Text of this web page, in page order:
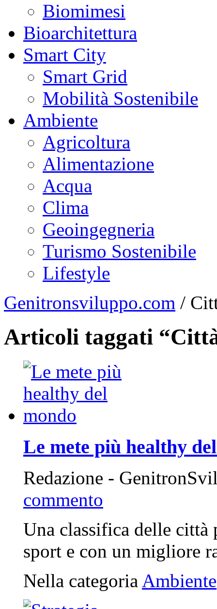
Biomimesi
Bioarchitettura
Smart City
Smart Grid
Mobilità Sostenibile
Ambiente
Agricoltura
Alimentazione
Acqua
Clima
Geoingegneria
Turismo Sostenibile
Lifestyle
Genitronsviluppo.com /
Articoli taggati
Le mete più healthy
Redazione -
commento
Una classifica delle città
sport e con un migliore
Nella categoria Ambiente